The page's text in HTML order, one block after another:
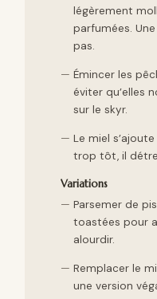
légèrement
parfumées.
pas.
Émincer les
éviter qu’elles
sur le skyr.
Le miel
trop tôt, il
Variations
Parsemer de
toastées pour
alourdir.
Remplacer le
une version